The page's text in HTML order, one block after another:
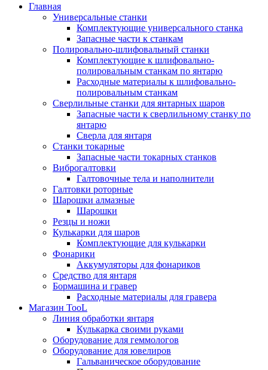
Главная
Универсальные станки
Комплектующие универсального станка
Запасные части к станкам
Полировально-шлифовальный станки
Комплектующие к шлифовально-
полировальным станкам по янтарю
Расходные материалы к шлифовально-
полировальным станкам
Сверлильные станки для янтарных шаров
Запасные части к сверлильному станку по
янтарю
Сверла для янтаря
Станки токарные
Запасные части токарных станков
Виброгалтовки
Галтовочные тела и наполнители
Галтовки роторные
Шарошки алмазные
Шарошки
Резцы и ножи
Кулькарки для шаров
Комплектующие для кулькарки
Фонарики
Аккумуляторы для фонариков
Средство для янтаря
Бормашина и гравер
Расходные материалы для гравера
Магазин TooL
Линия обработки янтаря
Кулькарка своими руками
Оборудование для геммологов
Оборудование для ювелиров
Гальваническое оборудование